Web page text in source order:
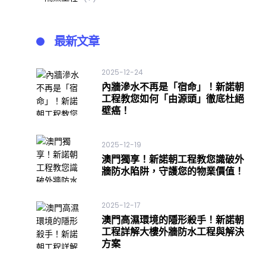
最新文章
2025-12-24
內牆滲水不再是「宿命」！新諾朝
工程教您如何「由源頭」徹底杜絕
壁癌！
2025-12-19
澳門獨享！新諾朝工程教您識破外
牆防水陷阱，守護您的物業價值！
2025-12-17
澳門高濕環境的隱形殺手！新諾朝
工程詳解大樓外牆防水工程與解決
方案